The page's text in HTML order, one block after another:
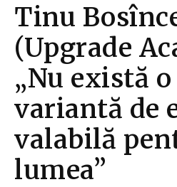
Tinu
(Upgrade
„Nu există
variantă de
valabilă
lumea”